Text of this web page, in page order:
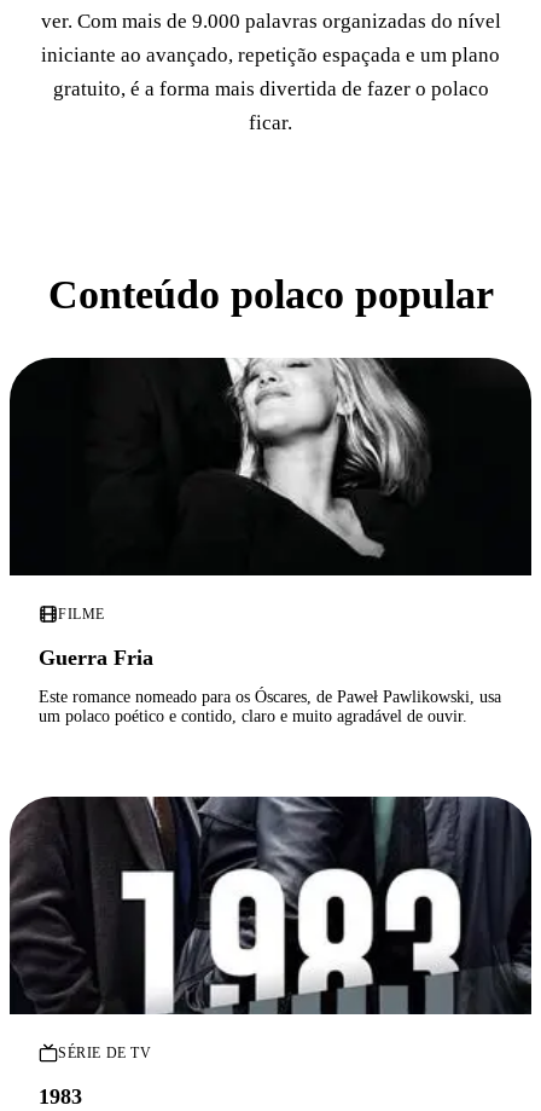
ver. Com mais de 9.000 palavras organizadas do nível
iniciante ao avançado, repetição espaçada e um plano
gratuito, é a forma mais divertida de fazer o polaco
ficar.
Conteúdo polaco popular
FILME
Guerra Fria
Este romance nomeado para os Óscares, de Paweł Pawlikowski, usa
um polaco poético e contido, claro e muito agradável de ouvir.
SÉRIE DE TV
1983